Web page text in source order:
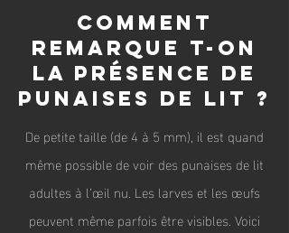
Comment
remarque t-o n
la présence de
punaises de lit ?
De petite taille (de 4 à 5 mm), il est quand
même possible de voir des punaises de lit
adultes à l’œil nu. Les larves et les œufs
peuvent même parfois être visibles. Voici